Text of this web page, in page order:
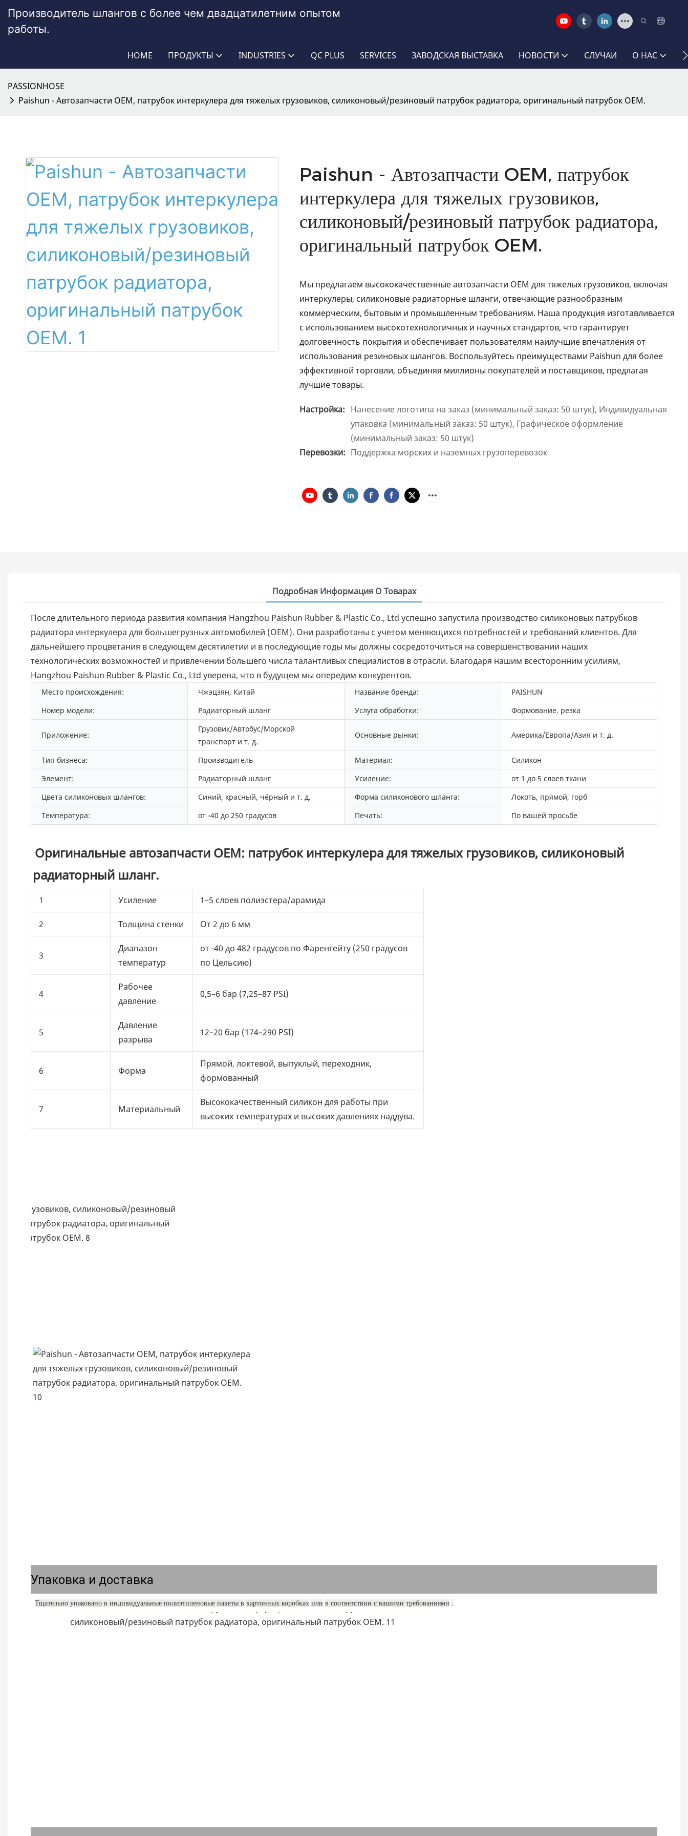
Производитель шлангов с более чем двадцатилетним опытом
работы.
HOME ПРОДУКТЫ INDUSTRIES QC PLUS SERVICES ЗАВОДСКАЯ ВЫСТАВКА НОВОСТИ СЛУЧАИ О НАС
PASSIONHOSE
Paishun - Автозапчасти OEM, патрубок интеркулера для тяжелых грузовиков, силиконовый/резиновый патрубок радиатора, оригинальный патрубок OEM.
Paishun - Автозапчасти OEM, патрубок
интеркулера для тяжелых грузовиков,
силиконовый/резиновый патрубок радиатора,
оригинальный патрубок OEM.
Мы предлагаем высококачественные автозапчасти OEM для тяжелых грузовиков, включая
интеркулеры, силиконовые радиаторные шланги, отвечающие разнообразным
коммерческим, бытовым и промышленным требованиям. Наша продукция изготавливается
с использованием высокотехнологичных и научных стандартов, что гарантирует
долговечность покрытия и обеспечивает пользователям наилучшие впечатления от
использования резиновых шлангов. Воспользуйтесь преимуществами Paishun для более
эффективной торговли, объединяя миллионы покупателей и поставщиков, предлагая
лучшие товары.
Настройка: Нанесение логотипа на заказ (минимальный заказ: 50 штук), Индивидуальная
упаковка (минимальный заказ: 50 штук), Графическое оформление
(минимальный заказ: 50 штук)
Перевозки: Поддержка морских и наземных грузоперевозок
Подробная Информация О Товарах
После длительного периода развития компания Hangzhou Paishun Rubber & Plastic Co., Ltd успешно запустила производство силиконовых патрубков
радиатора интеркулера для большегрузных автомобилей (OEM). Они разработаны с учетом меняющихся потребностей и требований клиентов. Для
дальнейшего процветания в следующем десятилетии и в последующие годы мы должны сосредоточиться на совершенствовании наших
технологических возможностей и привлечении большего числа талантливых специалистов в отрасли. Благодаря нашим всесторонним усилиям,
Hangzhou Paishun Rubber & Plastic Co., Ltd уверена, что в будущем мы опередим конкурентов.
Место происхождения: Чжэцзян, Китай Название бренда:
PAISHUN
Номер модели:
Радиаторный шланг Услуга обработки: Формование, резка
Приложение:
Грузовик/Автобус/Морской
транспорт и т. д.
Основные рынки: Америка/Европа/Азия и т. д.
Тип бизнеса: Производитель Материал:
Силикон
Элемент:
Радиаторный шланг Усиление:
от 1 до 5 слоев ткани
Цвета силиконовых шлангов:
Синий, красный, чёрный и т. д. Форма силиконового шланга:
Локоть, прямой, горб
Температура:
от -40 до 250 градусов Печать: По вашей просьбе
Оригинальные автозапчасти OEM: патрубок интеркулера для тяжелых грузовиков, силиконовый
радиаторный шланг.
1 Усиление 1–5 слоев полиэстера/арамида
2 Толщина стенки От 2 до 6 мм
3
Диапазон
температур
от -40 до 482 градусов по Фаренгейту (250 градусов
по Цельсию)
4
Рабочее
давление
0,5–6 бар (7,25–87 PSI)
5
Давление
разрыва
12–20 бар (174–290 PSI)
6 Форма
Прямой, локтевой, выпуклый, переходник,
формованный
7 Материальный
Высококачественный силикон для работы при
высоких температурах и высоких давлениях наддува.
Упаковка и доставка
Тщательно упаковано в индивидуальные полиэтиленовые пакеты в картонных коробках или в соответствии с вашими требованиями